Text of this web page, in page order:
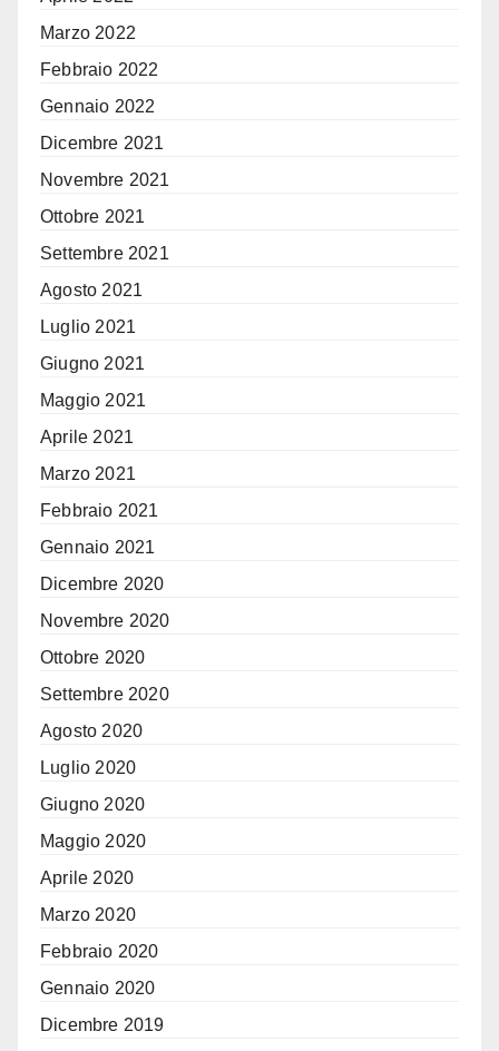
Marzo 2022
Febbraio 2022
Gennaio 2022
Dicembre 2021
Novembre 2021
Ottobre 2021
Settembre 2021
Agosto 2021
Luglio 2021
Giugno 2021
Maggio 2021
Aprile 2021
Marzo 2021
Febbraio 2021
Gennaio 2021
Dicembre 2020
Novembre 2020
Ottobre 2020
Settembre 2020
Agosto 2020
Luglio 2020
Giugno 2020
Maggio 2020
Aprile 2020
Marzo 2020
Febbraio 2020
Gennaio 2020
Dicembre 2019